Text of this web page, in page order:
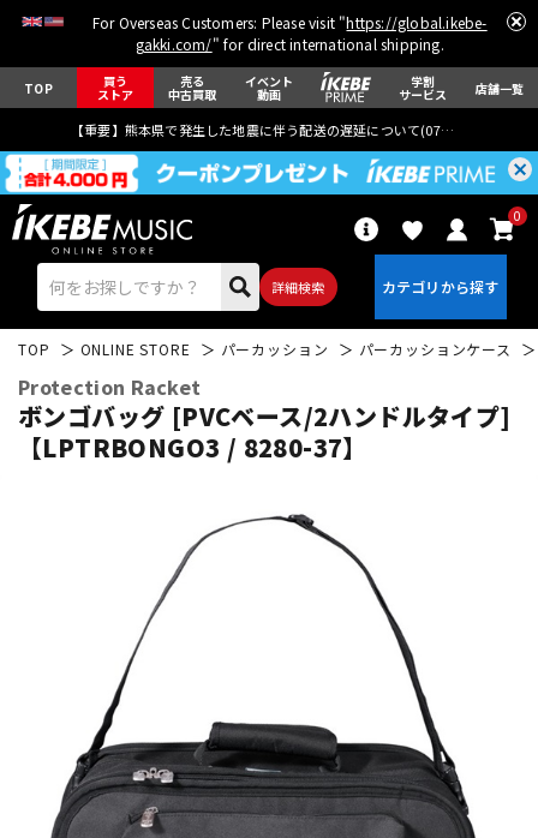
For Overseas Customers: Please visit "https://global.ikebe-
gakki.com/" for direct international shipping.
TOP 買う
ストア
売る
中古買取
イベント
動画
学割
サービス 店舗一覧
【重要】熊本県で発生した地震に伴う配送の遅延について(07月29日
詳細検索
0
ウクレレ
ドラム パーカッション
キーボード 電子ピアノ
管楽器 その他楽器
TOP ONLINE STORE パーカッション パーカッションケース
Protection Racket
ボンゴバッグ [PVCベース/2ハンドルタイプ]
【LPTRBONGO3 / 8280-37】